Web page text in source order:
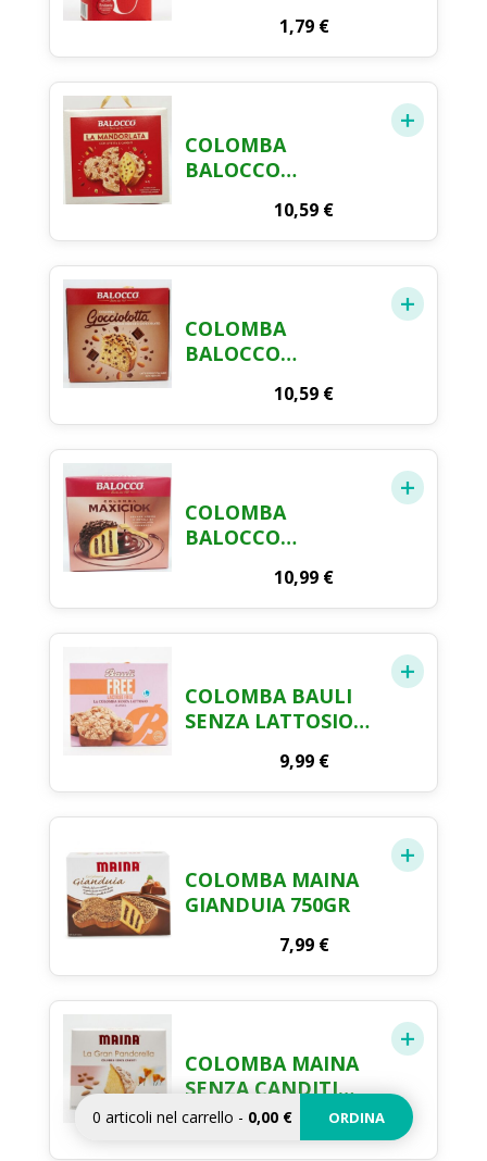
1,79 €
COLOMBA
BALOCCO
10,59 €
COLOMBA
BALOCCO
10,59 €
COLOMBA
BALOCCO
10,99 €
COLOMBA BAULI
SENZA LATTOSIO
9,99 €
COLOMBA MAINA
GIANDUIA 750GR
7,99 €
COLOMBA MAINA
SENZA CANDITI
750GR
7,99
0 articoli nel carrello - 0,00 € ORDINA